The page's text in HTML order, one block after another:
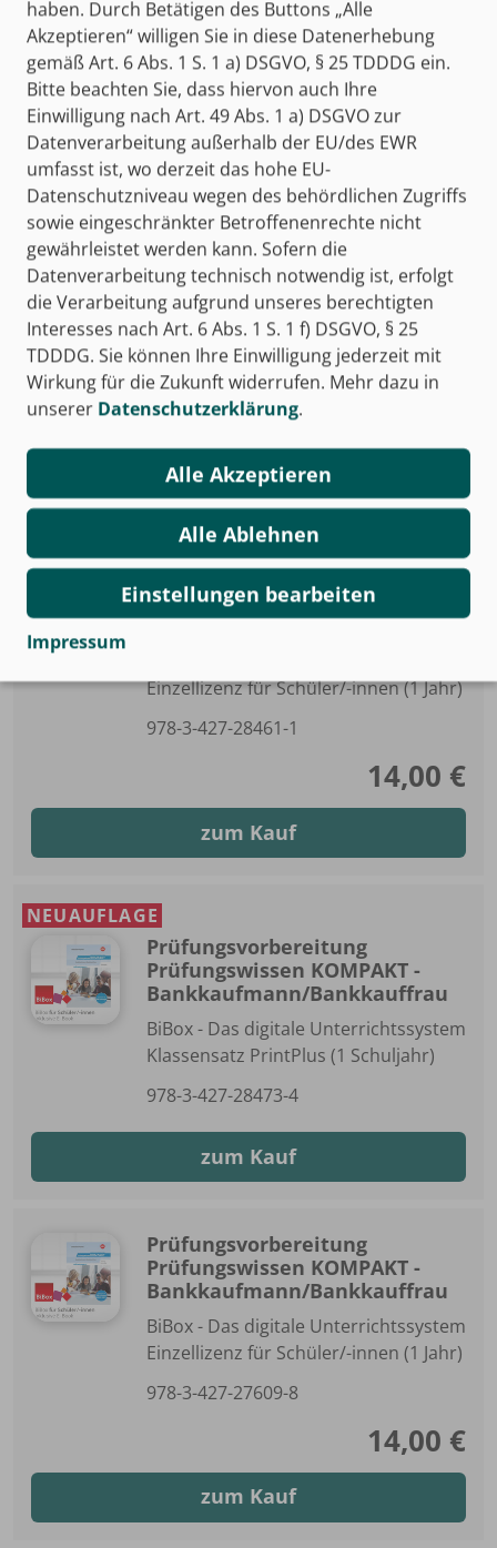
978-3-427-28460-4
14,00 €
zum Kauf
NEUAUFLAGE
Prüfungsvorbereitung
Prüfungswissen KOMPAKT -
Bankkaufmann/Bankkauffrau
BiBox - Das digitale Unterrichtssystem
Klassensatz PrintPlus (1 Schuljahr)
978-3-427-28472-7
zum Kauf
NEUAUFLAGE
Prüfungsvorbereitung
Prüfungswissen KOMPAKT -
Bankkaufmann/Bankkauffrau
Einzellizenz für Schüler/-innen (1 Jahr)
978-3-427-28461-1
14,00 €
zum Kauf
NEUAUFLAGE
Prüfungsvorbereitung
Prüfungswissen KOMPAKT -
Bankkaufmann/Bankkauffrau
BiBox - Das digitale Unterrichtssystem
Klassensatz PrintPlus (1 Schuljahr)
978-3-427-28473-4
zum Kauf
Prüfungsvorbereitung
Prüfungswissen KOMPAKT -
Bankkaufmann/Bankkauffrau
BiBox - Das digitale Unterrichtssystem
Einzellizenz für Schüler/-innen (1 Jahr)
978-3-427-27609-8
14,00 €
zum Kauf
haben. Durch Betätigen des Buttons „Alle
Akzeptieren“ willigen Sie in diese Datenerhebung
gemäß Art. 6 Abs. 1 S. 1 a) DSGVO, § 25 TDDDG ein.
Bitte beachten Sie, dass hiervon auch Ihre
Einwilligung nach Art. 49 Abs. 1 a) DSGVO zur
Datenverarbeitung außerhalb der EU/des EWR
umfasst ist, wo derzeit das hohe EU-
Datenschutzniveau wegen des behördlichen Zugriffs
sowie eingeschränkter Betroffenenrechte nicht
gewährleistet werden kann. Sofern die
Datenverarbeitung technisch notwendig ist, erfolgt
die Verarbeitung aufgrund unseres berechtigten
Interesses nach Art. 6 Abs. 1 S. 1 f) DSGVO, § 25
TDDDG. Sie können Ihre Einwilligung jederzeit mit
Wirkung für die Zukunft widerrufen. Mehr dazu in
unserer Datenschutzerklärung.
Einstellungen bearbeiten
Alle Ablehnen
Alle Akzeptieren
Impressum